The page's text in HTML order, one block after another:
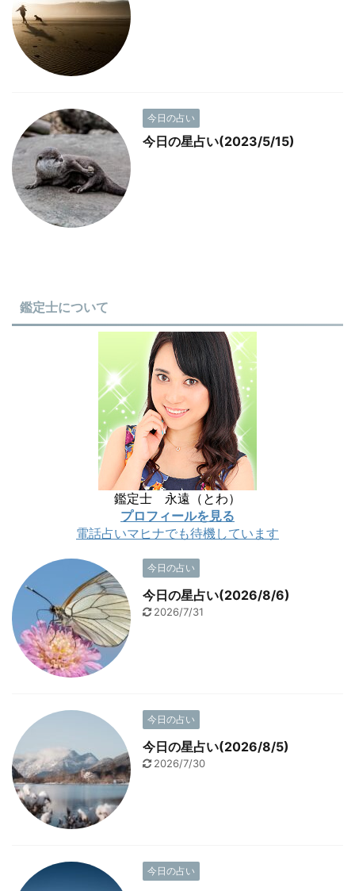
今日の占い
今日の星占い(2023/5/15)
鑑定士について
鑑定士 永遠（とわ）
プロフィールを見る
電話占いマヒナでも待機しています
今日の占い
今日の星占い(2026/8/6)
2026/7/31
今日の占い
今日の星占い(2026/8/5)
2026/7/30
今日の占い